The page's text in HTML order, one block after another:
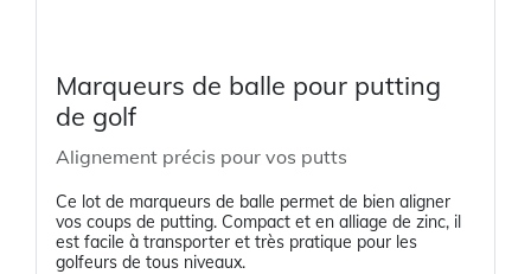
Marqueurs de balle pour putting
de golf
Alignement précis pour vos putts
Ce lot de marqueurs de balle permet de bien aligner
vos coups de putting. Compact et en alliage de zinc, il
est facile à transporter et très pratique pour les
golfeurs de tous niveaux.